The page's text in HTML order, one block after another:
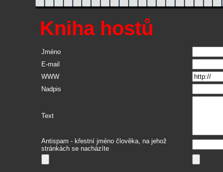
Kniha hostů
Jméno
E-mail
WWW
Nadpis
Text
Antispam - křestní jméno člověka, na jehož
stránkách se nacházíte